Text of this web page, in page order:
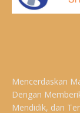
Mencerdaskan
Dengan
Mendidik, dan